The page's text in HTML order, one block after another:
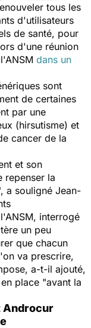
tous les
d'utilisateurs
de santé, pour
d'une réunion
dans un
sont
de certaines
par une
(hirsutisme) et
cancer de la
et son
repenser la
a souligné Jean-
interrogé
un peu
que chacun
va prescrire,
a-t-il ajouté,
place "avant la
Androcur